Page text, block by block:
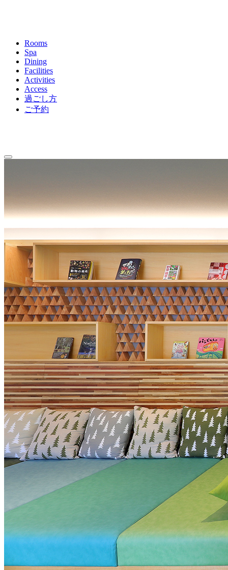
Rooms
Spa
Dining
Facilities
Activities
Access
過ごし方
ご予約